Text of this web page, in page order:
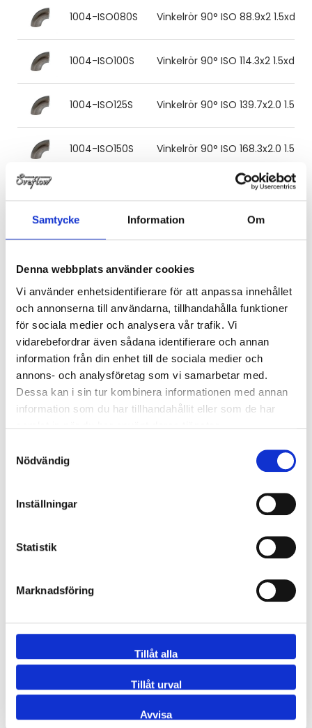
Samtycke Information Om
Denna webbplats använder cookies
Vi använder enhetsidentifierare för att anpassa innehållet
och annonserna till användarna, tillhandahålla funktioner
för sociala medier och analysera vår trafik. Vi
vidarebefordrar även sådana identifierare och annan
information från din enhet till de sociala medier och
annons- och analysföretag som vi samarbetar med.
Dessa kan i sin tur kombinera informationen med annan
information som du har tillhandahållit eller som de har
Nödvändig
Inställningar
Statistik
Marknadsföring
Tillåt alla
Tillåt urval
Avvisa
1004-ISO080S Vinkelrör 90° ISO 88.9x2 1.5xd
1004-ISO100S Vinkelrör 90° ISO 114.3x2 1.5xd
1004-ISO125S Vinkelrör 90° ISO 139.7x2.0 1.5xd
1004-ISO150S Vinkelrör 90° ISO 168.3x2.0 1.5xd
Vinkelrör 90° ISO 219.1x3.0 1.5xd
1001-000015S Vinkelrör 90° 20x2 1.5xd 316L
1001-000025S Vinkelrör 90° 30x2 1.5xd 316L
1001-000032S Vinkelrör 90° 38x2, R=1.5xd 316L
1001-000040S Vinkelrör 90° 44.5x2 1.5xd 316L
Vinkelrör 90° 54x2 1.5xd 316L
1001-000065S Vinkelrör 90° 70x2 1.5xd 316L
Vinkelrör 90° 84x2 1.5xd 316L
1001-000100S Vinkelrör 90° 104x2 1.5xd 316L
1001-000125S Vinkelrör 90° 129x2 1.5xd 316L
1001-000200S Vinkelrör 90° 204x2 1.5xd 316L